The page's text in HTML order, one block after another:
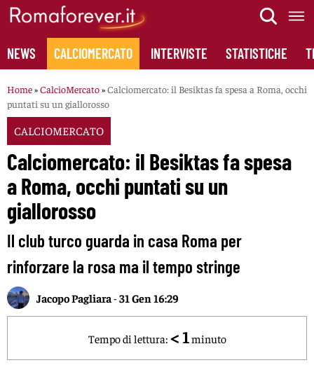
Skip
content
NEWS CALCIOMERCATO INTERVISTE STATISTICHE
Home»CalcioMercato»Calciomercato: il Besiktas fa spesa a Roma, occhi
puntati su un giallorosso
CALCIOMERCATO
Calciomercato: il Besiktas fa spesa
a Roma, occhi puntati su un
giallorosso
Il club turco guarda in casa Roma per
rinforzare la rosa ma il tempo stringe
Jacopo Pagliara -31 Gen 16:29
Tempo di lettura: < 1 minuto